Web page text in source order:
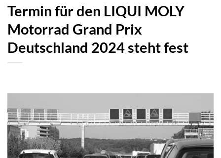
Termin für den LIQUI MOLY
Motorrad Grand Prix
Deutschland 2024 steht fest